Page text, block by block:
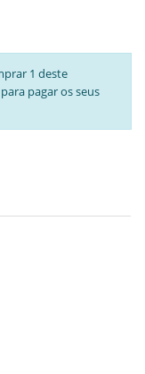
1 deste
pagar os seus